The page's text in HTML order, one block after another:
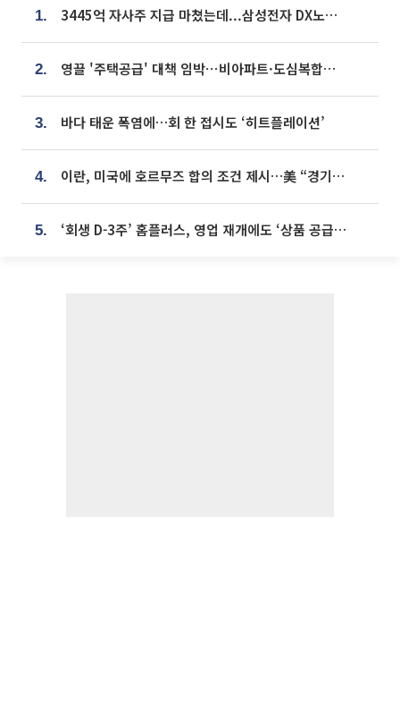
1. 3445억 자사주 지급 마쳤는데...삼성전자 DX노조, 뒤늦은 '떼쓰기 집회'
2. 영끌 '주택공급' 대책 임박⋯비아파트·도심복합까지 총동원
3. 바다 태운 폭염에…회 한 접시도 ‘히트플레이션’
4. 이란, 미국에 호르무즈 합의 조건 제시…美 “경기 아직 안 끝나” [종합]
5. ‘회생 D-3주’ 홈플러스, 영업 재개에도 ‘상품 공급망’ 복구가 생존 관건